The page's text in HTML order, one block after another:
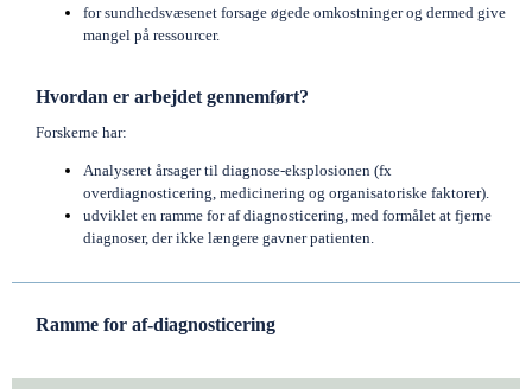
for sundhedsvæsenet forsage øgede omkostninger og dermed give
mangel på ressourcer.
Hvordan er arbejdet gennemført?
Forskerne har:
Analyseret årsager til diagnose-eksplosionen (fx
overdiagnosticering, medicinering og organisatoriske faktorer).
udviklet en ramme for af diagnosticering, med formålet at fjerne
diagnoser, der ikke længere gavner patienten.
Ramme for af-diagnosticering